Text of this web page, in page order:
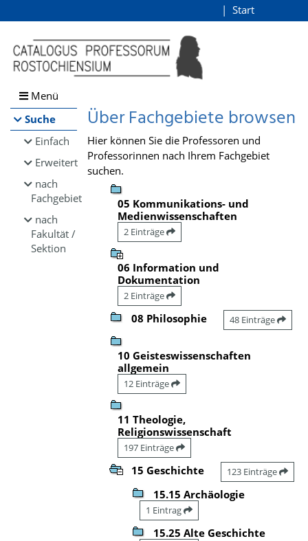
Browsen
direkt zum Inhalt
Start
Menü
Suche
Einfach
Erweitert
nach
Fachgebiet
nach
Fakultät /
Sektion
Über Fachgebiete browsen
Hier können Sie die Professoren und
Professorinnen nach Ihrem Fachgebiet
suchen.
05 Kommunikations- und
Medienwissenschaften
2 Einträge
06 Information und
Dokumentation
2 Einträge
08 Philosophie 48 Einträge
10 Geisteswissenschaften
allgemein
12 Einträge
11 Theologie,
Religionswissenschaft
197 Einträge
15 Geschichte 123 Einträge
15.15 Archäologie
1 Eintrag
15.25 Alte Geschichte